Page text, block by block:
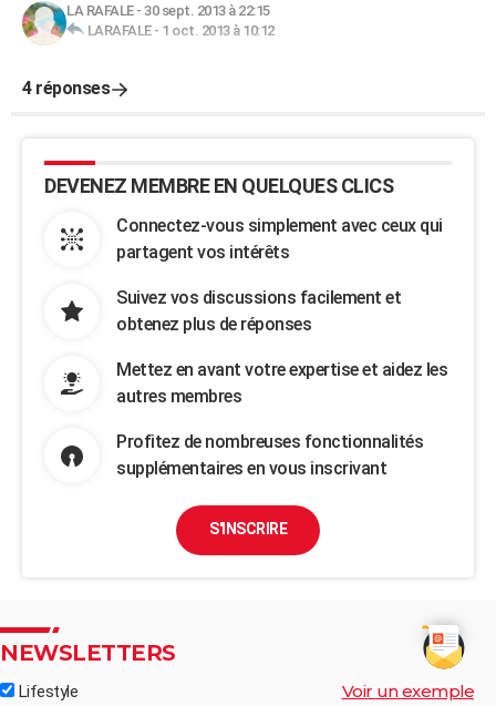
LA RAFALE- 30 sept. 2013 à 22:15
LARAFALE- 1 oct. 2013 à 10:12
4 réponses
DEVENEZ MEMBRE EN QUELQUES CLICS
Connectez-vous simplement avec ceux qui
partagent vos intérêts
Suivez vos discussions facilement et
obtenez plus de réponses
Mettez en avant votre expertise et aidez les
autres membres
Profitez de nombreuses fonctionnalités
supplémentaires en vous inscrivant
S'INSCRIRE
NEWSLETTERS
Lifestyle Voir un exemple